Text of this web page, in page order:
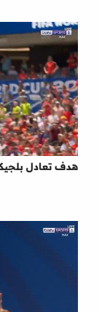
هدف تعادل بلجيكا مع